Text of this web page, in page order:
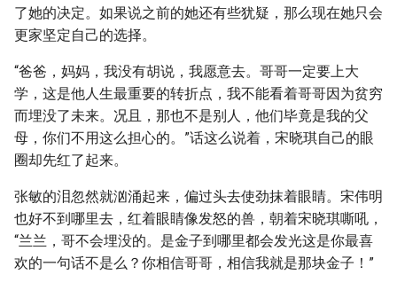
了她的决定。如果说之前的她还有些犹疑，那么现在她只会
更家坚定自己的选择。
“爸爸，妈妈，我没有胡说，我愿意去。哥哥一定要上大
学，这是他人生最重要的转折点，我不能看着哥哥因为贫穷
而埋没了未来。况且，那也不是别人，他们毕竟是我的父
母，你们不用这么担心的。”话这么说着，宋晓琪自己的眼
圈却先红了起来。
张敏的泪忽然就汹涌起来，偏过头去使劲抹着眼睛。宋伟明
也好不到哪里去，红着眼睛像发怒的兽，朝着宋晓琪嘶吼，
“兰兰，哥不会埋没的。是金子到哪里都会发光这是你最喜
欢的一句话不是么？你相信哥哥，相信我就是那块金子！”